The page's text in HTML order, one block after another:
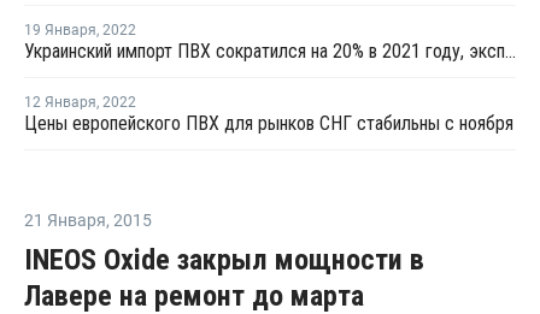
19 Января, 2022
Украинский импорт ПВХ сократился на 20% в 2021 году, экспорт вырос на 23%
12 Января, 2022
Цены европейского ПВХ для рынков СНГ стабильны с ноября
21 Января, 2015
INEOS Oxide закрыл мощности в
Лавере на ремонт до марта